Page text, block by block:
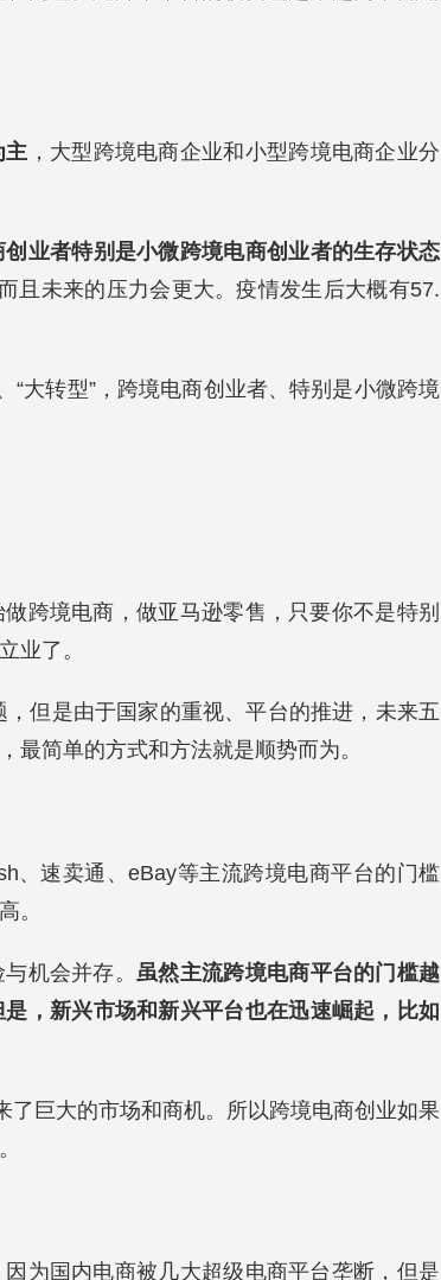
主 ，大型跨境电商企业和小型跨境电商企业分
创业者特别是小微跨境电商创业者的生存状态
且未来的压力会更大。疫情发生后大概有57.
“大转型”，跨境电商创业者、特别是小微跨境
跨境电商，做亚马逊零售，只要你不是特别
业了。
但是由于国家的重视、平台的推进，未来五
最简单的方式和方法就是顺势而为。
、速卖通、eBay等主流跨境电商平台的门槛
。
机会并存。虽然主流跨境电商平台的门槛越
， 新兴市场和新兴平台也在迅速崛起 ，比如
了巨大的市场和商机。所以跨境电商创业如果
为国内电商被几大超级电商平台垄断，但是